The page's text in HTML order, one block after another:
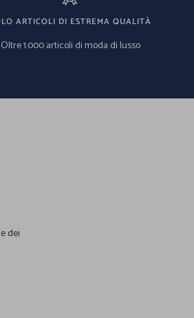
ARTICOLI DI ESTREMA QUALITÀ
Oltre 1.000 articoli di moda di lusso
dei